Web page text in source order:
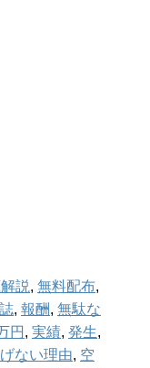
説, 無料配布,
, 報酬, 無駄な
円 , 実績, 発生,
ない理由, 空